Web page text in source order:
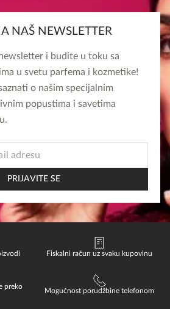
NAŠ NEWSLETTER
i budite u toku sa
u svetu parfema i kozmetike!
o našim specijalnim
popustima i savetima
PRIJAVITE SE
Fiskalni račun uz svaku kupovinu
preko
Mogućnost porudžbine telefonom